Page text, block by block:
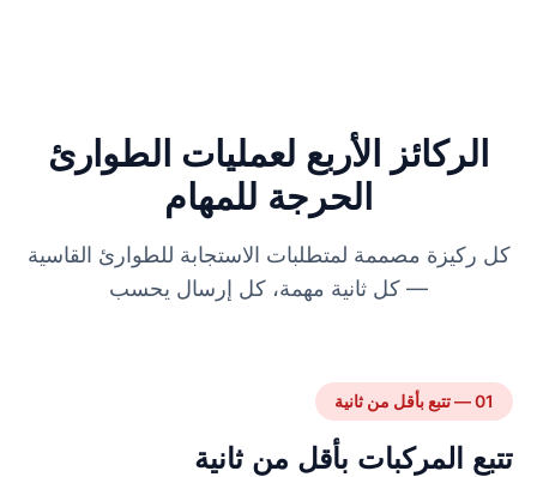
الركائز الأربع لعمليات الطوارئ
الحرجة للمهام
كل ركيزة مصممة لمتطلبات الاستجابة للطوارئ القاسية
— كل ثانية مهمة، كل إرسال يحسب
01 — تتبع بأقل من ثانية
تتبع المركبات بأقل من ثانية